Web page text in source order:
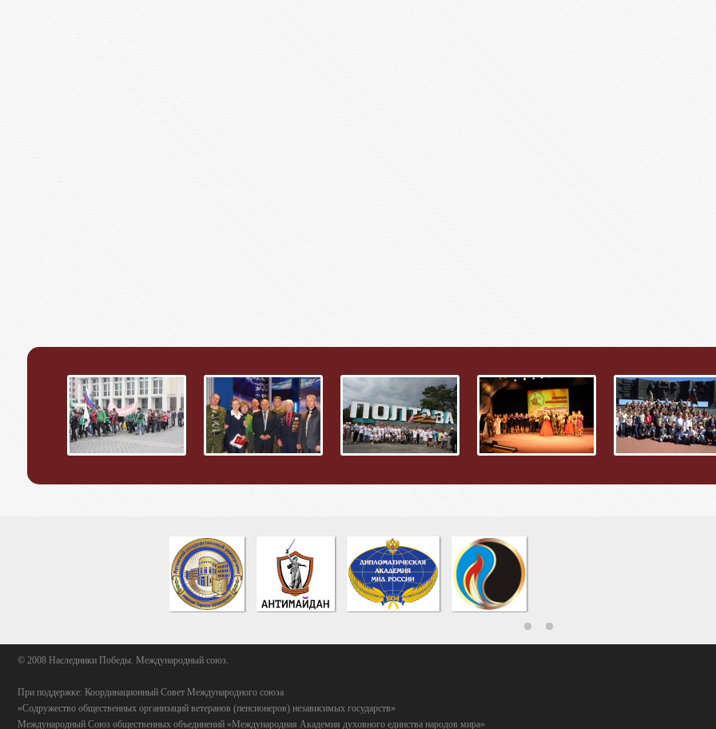
© 2008 Наследники Победы. Международный союз.
При поддержке: Координационный Совет Международного союза
«Содружество общественных организаций ветеранов (пенсионеров) независимых государств»
Международный Союз общественных объединений «Международная Академия духовного единства народов мира»